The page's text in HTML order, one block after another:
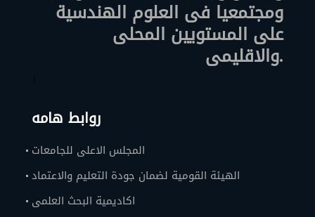
ومجتمعيا فى العلوم الهندسية
على المستويين المحلى
والاقليمى.
روابط هامه
المجلس الاعلى للجامعات
الهيئة القومية لضمان جودة التعليم والاعتماد
اكاديمية البحث العلمى